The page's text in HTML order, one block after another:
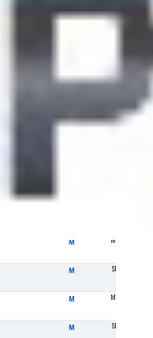
M M1
M SE
M M3
M SE
M M0
M SE